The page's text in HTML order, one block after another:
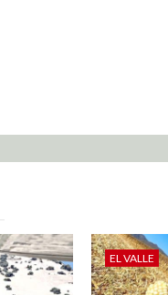
EL VALLE